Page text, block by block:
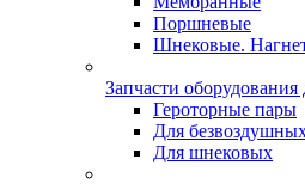
Поршневые
Шнековые.
Запчасти оборудования
Героторные пары
Для
Для шнековых